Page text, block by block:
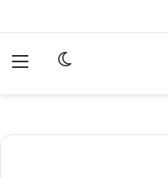
الوضع